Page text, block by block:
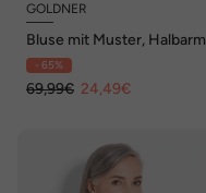
GOLDNER
Bluse mit Muster, Halbarm
- 65%
69,99€ 24,49€